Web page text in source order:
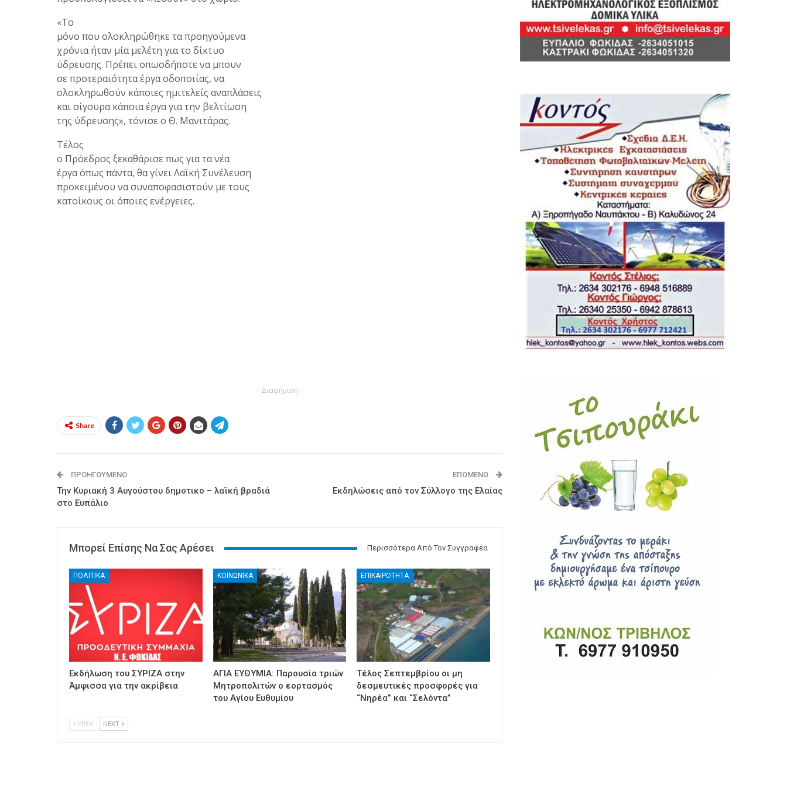
«Το
μόνο που ολοκληρώθηκε τα προηγούμενα
χρόνια ήταν μία μελέτη για το δίκτυο
ύδρευσης. Πρέπει οπωσδήποτε να μπουν
σε προτεραιότητα έργα οδοποιίας, να
ολοκληρωθούν κάποιες ημιτελείς αναπλάσεις
και σίγουρα κάποια έργα για την βελτίωση
της ύδρευσης», τόνισε ο Θ. Μανιτάρας.
Τέλος
ο Πρόεδρος ξεκαθάρισε πως για τα νέα
έργα όπως πάντα, θα γίνει Λαϊκή Συνέλευση
προκειμένου να συναποφασιστούν με τους
κατοίκους οι όποιες ενέργειες.
- Διαφήμιση -
Share
ΠΡΟΗΓΟΎΜΕΝΟ
Την Κυριακή 3 Αυγούστου δημοτικο – λαϊκή βραδιά
στο Ευπάλιο
ΕΠΌΜΕΝΟ
Εκδηλώσεις από τον Σύλλογο της Ελαίας
Μπορεί Επίσης Να Σας Αρέσει Περισσότερα Από Τον Συγγραφέα
ΠΟΛΙΤΙΚΑ
Εκδήλωση του ΣΥΡΙΖΑ στην
Άμφισσα για την ακρίβεια
ΚΟΙΝΩΝΙΚΑ
ΑΓΙΑ ΕΥΘΥΜΙΑ: Παρουσία τριών
Μητροπολιτών ο εορτασμός
του Αγίου Ευθυμίου
ΕΠΙΚΑΙΡΟΤΗΤΑ
Τέλος Σεπτεμβρίου οι μη
δεσμευτικές προσφορές για
“Νηρέα” και “Σελόντα”
PREV NEXT